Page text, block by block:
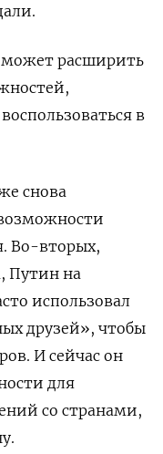
может расширить
в
снова
Во-вторых,
Путин на
использовал
друзей», чтобы
И сейчас он
для
со странами,